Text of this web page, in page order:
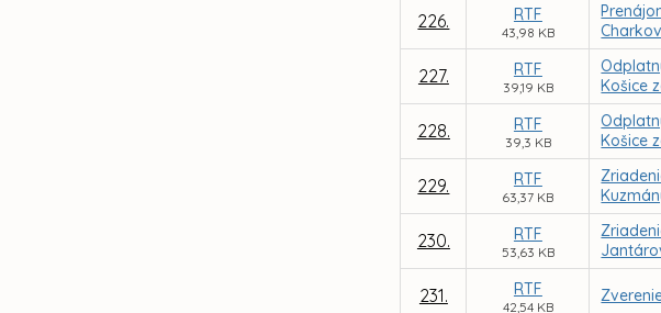
226. RTF
43,98 KB
227. RTF
39,19 KB
Košice
228. RTF
39,3 KB
Košice
229. RTF
63,37 KB
230. RTF
53,63 KB
231. RTF
42,54 KB